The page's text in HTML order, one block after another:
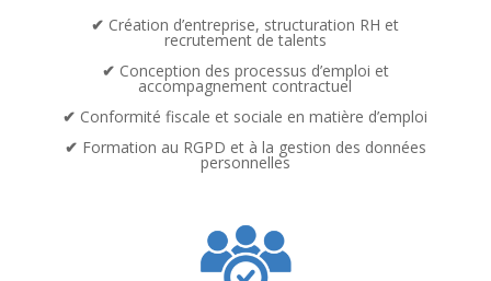
✔ Création d’entreprise, structuration RH et
recrutement de talents
✔ Conception des processus d’emploi et
accompagnement contractuel
✔ Conformité fiscale et sociale en matière d’emploi
✔ Formation au RGPD et à la gestion des données
personnelles